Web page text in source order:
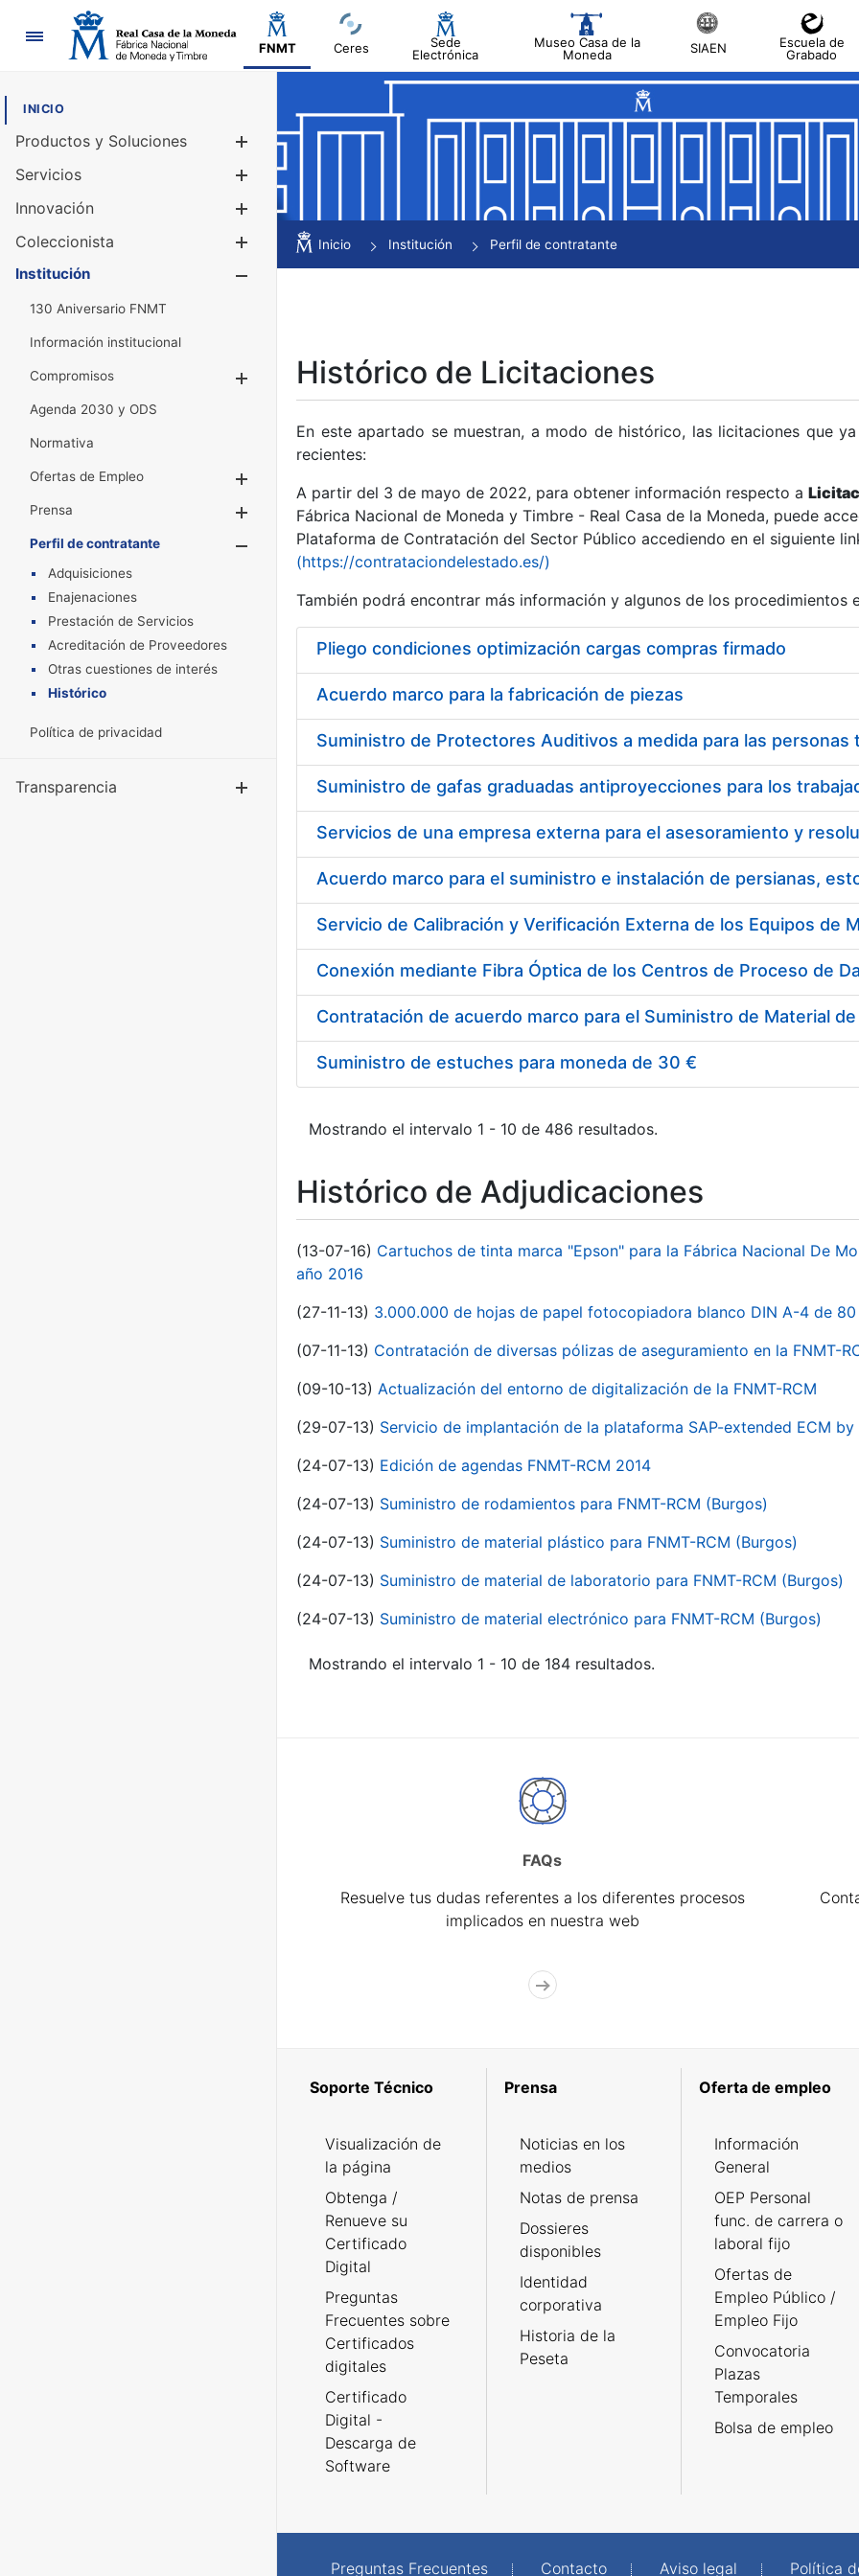
Navegación
FNMT Ceres
Sede
Electrónica
Museo Casa de la
Moneda
SIAEN
Escuela de
Grabado
INICIO
Productos y Soluciones
Mostrar/Ocultar
Servicios
Innovación
Coleccionista
Mostrar/Ocultar
Institución
130 Aniversario FNMT
Información institucional
Compromisos
Mostrar/Ocultar
Agenda 2030 y ODS
Normativa
Ofertas de Empleo
Prensa
Mostrar/Ocultar
Perfil de contratante
Mostrar/Ocultar
Adquisiciones
Enajenaciones
Prestación de Servicios
Acreditación de Proveedores
Otras cuestiones de interés
Histórico
Política de privacidad
Transparencia Mostrar/Ocultar
Inicio Institución Perfil de contratante
Histórico de Licitaciones
En este apartado se muestran, a modo de histórico, las licitaciones que
recientes:
A partir del 3 de mayo de 2022, para obtener información respecto a
Fábrica Nacional de Moneda y Timbre - Real Casa de la Moneda, puede
Plataforma de Contratación del Sector Público accediendo en el siguiente
(https://contrataciondelestado.es/)
También podrá encontrar más información y algunos de los procedimientos
Pliego condiciones optimización cargas compras firmado
Acuerdo marco para la fabricación de piezas
Acuerdo marco para el suministro e instalación de persianas,
Suministro de estuches para moneda de 30 €
Mostrando el intervalo 1 - 10 de 486 resultados.
Histórico de Adjudicaciones
(13-07-16) Cartuchos de tinta marca "Epson" para la Fábrica Nacional De
año 2016
(27-11-13) 3.000.000 de hojas de papel fotocopiadora blanco DIN A-4 de 80
(07-11-13) Contratación de diversas pólizas de aseguramiento en la FNMT-
(09-10-13) Actualización del entorno de digitalización de la FNMT-RCM
(29-07-13) Servicio de implantación de la plataforma SAP-extended ECM by
(24-07-13) Edición de agendas FNMT-RCM 2014
(24-07-13) Suministro de rodamientos para FNMT-RCM (Burgos)
(24-07-13) Suministro de material plástico para FNMT-RCM (Burgos)
(24-07-13) Suministro de material de laboratorio para FNMT-RCM (Burgos)
(24-07-13) Suministro de material electrónico para FNMT-RCM (Burgos)
Mostrando el intervalo 1 - 10 de 184 resultados.
FAQs
Resuelve tus dudas referentes a los diferentes procesos
implicados en nuestra web
Soporte Técnico
Visualización de
la página
Obtenga /
Renueve su
Certificado
Digital
Preguntas
Frecuentes sobre
Certificados
digitales
Certificado
Digital -
Descarga de
Software
Prensa
Noticias en los
medios
Notas de prensa
Dossieres
disponibles
Identidad
corporativa
Historia de la
Peseta
Oferta de empleo
Información
General
OEP Personal
func. de carrera o
laboral fijo
Ofertas de
Empleo Público /
Empleo Fijo
Convocatoria
Plazas
Temporales
Bolsa de empleo
Preguntas Frecuentes Contacto Aviso legal Política